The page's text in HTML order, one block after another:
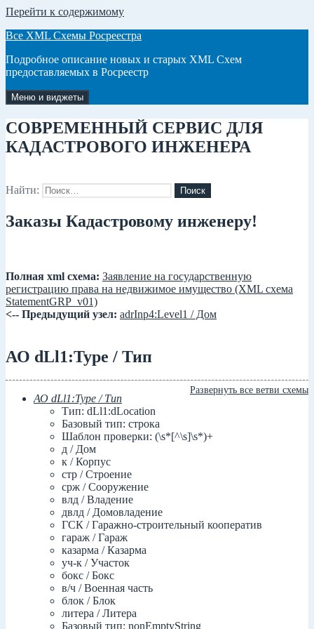
Перейти к содержимому
Все XML Схемы Росреестра
Подробное описание новых и старых XML Схем
предоставляемых в Росреестр
Меню и виджеты
СОВРЕМЕННЫЙ СЕРВИС ДЛЯ
КАДАСТРОВОГО ИНЖЕНЕРА
Найти:
Заказы Кадастровому инженеру!
Полная xml схема: Заявление на государственную
регистрацию права на недвижимое имущество (XML схема
StatementGRP_v01)
<-- Предыдущий узел: adrInp4:Level1 / Дом
АО dLl1:Type / Тип
Развернуть все ветви схемы
АО dLl1:Type / Тип
Тип: dLl1:dLocation
Базовый тип: строка
Шаблон проверки: (\s*[^\s]\s*)+
д / Дом
к / Корпус
стр / Строение
срж / Сооружение
влд / Владение
двлд / Домовладение
ГСК / Гаражно-строительный кооператив
гараж / Гараж
казарма / Казарма
уч-к / Участок
бокс / Бокс
в/ч / Военная часть
блок / Блок
литера / Литера
Базовый тип: nonEmptyString